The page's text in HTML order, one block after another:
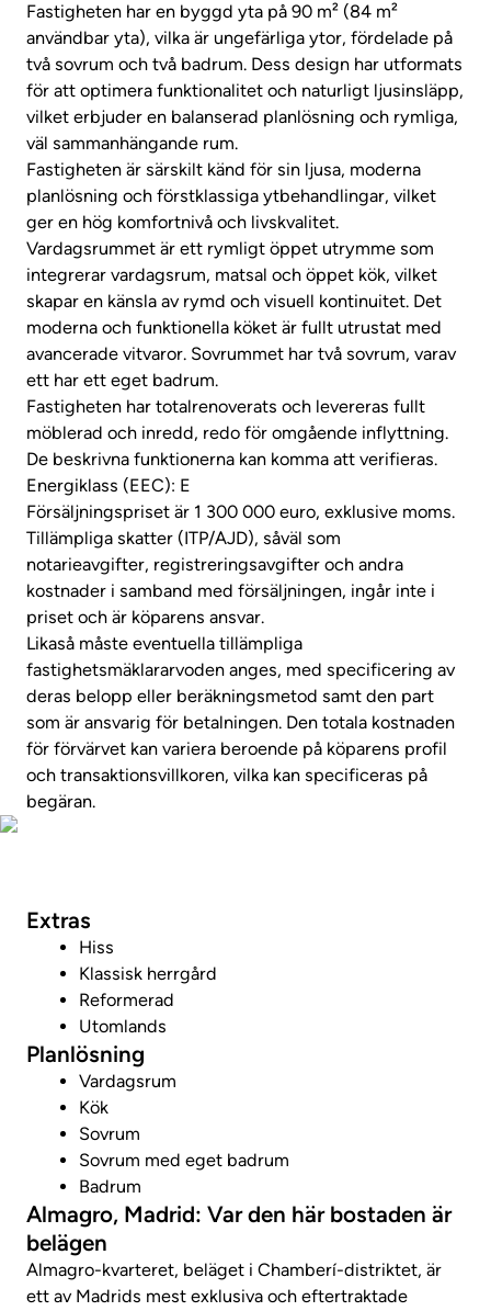
Fastigheten har en byggd yta på 90 m² (84 m²
användbar yta), vilka är ungefärliga ytor, fördelade på
två sovrum och två badrum. Dess design har utformats
för att optimera funktionalitet och naturligt ljusinsläpp,
vilket erbjuder en balanserad planlösning och rymliga,
väl sammanhängande rum.
Fastigheten är särskilt känd för sin ljusa, moderna
planlösning och förstklassiga ytbehandlingar, vilket
ger en hög komfortnivå och livskvalitet.
Vardagsrummet är ett rymligt öppet utrymme som
integrerar vardagsrum, matsal och öppet kök, vilket
skapar en känsla av rymd och visuell kontinuitet. Det
moderna och funktionella köket är fullt utrustat med
avancerade vitvaror. Sovrummet har två sovrum, varav
ett har ett eget badrum.
Fastigheten har totalrenoverats och levereras fullt
möblerad och inredd, redo för omgående inflyttning.
De beskrivna funktionerna kan komma att verifieras.
Energiklass (EEC): E
Försäljningspriset är 1 300 000 euro, exklusive moms.
Tillämpliga skatter (ITP/AJD), såväl som
notarieavgifter, registreringsavgifter och andra
kostnader i samband med försäljningen, ingår inte i
priset och är köparens ansvar.
Likaså måste eventuella tillämpliga
fastighetsmäklararvoden anges, med specificering av
deras belopp eller beräkningsmetod samt den part
som är ansvarig för betalningen. Den totala kostnaden
för förvärvet kan variera beroende på köparens profil
och transaktionsvillkoren, vilka kan specificeras på
begäran.
Extras
Hiss
Klassisk herrgård
Reformerad
Utomlands
Planlösning
Vardagsrum
Kök
Sovrum
Sovrum med eget badrum
Badrum
Almagro, Madrid: Var den här bostaden är
belägen
Almagro-kvarteret, beläget i Chamberí-distriktet, är
ett av Madrids mest exklusiva och eftertraktade